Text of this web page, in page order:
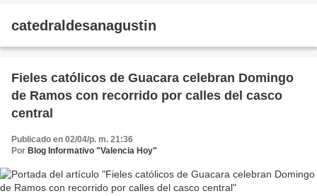
catedraldesanagustin
Fieles católicos de Guacara celebran Domingo
de Ramos con recorrido por calles del casco
central
Publicado en 02/04/p. m. 21:36
Por Blog Informativo "Valencia Hoy"